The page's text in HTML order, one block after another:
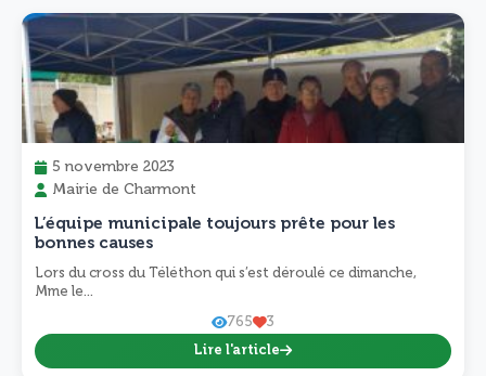
5 novembre 2023
Mairie de Charmont
L’équipe municipale toujours prête pour les
bonnes causes
Lors du cross du Téléthon qui s’est déroulé ce dimanche,
Mme le...
765
3
Lire l'article